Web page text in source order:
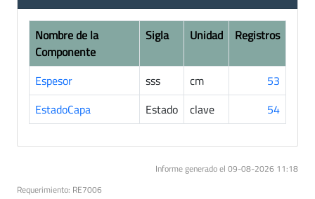
Nombre de la
Componente
Sigla Unidad Registros
Espesor sss cm
53
EstadoCapa
Estado clave 54
Informe generado el 09-08-2026 11:18
Requerimiento: RE7006